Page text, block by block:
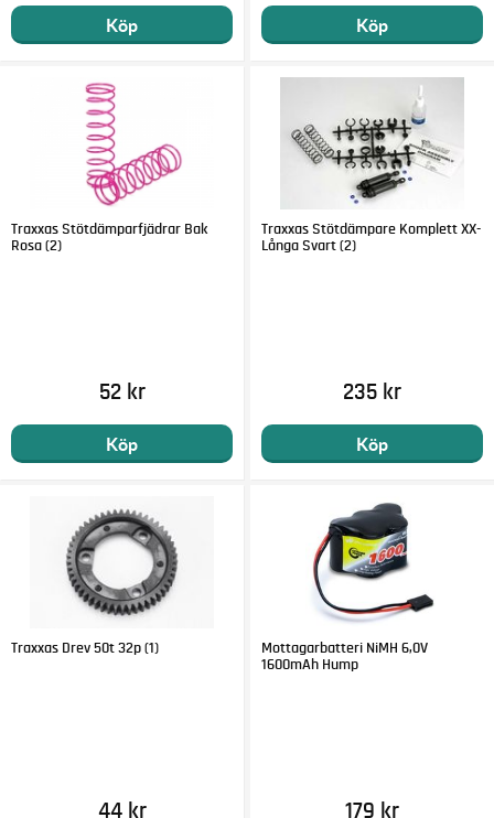
Köp Köp
Traxxas Stötdämparfjädrar Bak
Rosa (2)
52 kr
Köp
Traxxas Stötdämpare Komplett XX-
Långa Svart (2)
235 kr
Köp
Traxxas Drev 50t 32p (1)
44 kr
Mottagarbatteri NiMH 6,0V
1600mAh Hump
179 kr